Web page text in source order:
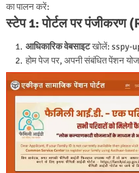
का पालन करें:
स्टेप 1: पोर्टल पर पंजीकरण
आधिकारिक वेबसाइटखोलें: sspy-
होम पेज पर, अपनी संबंधित पेंशन